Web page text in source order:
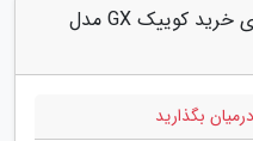
دیدگاه های مرتبط با "7 علت برای خرید کوییک GX مدل
بگذارید